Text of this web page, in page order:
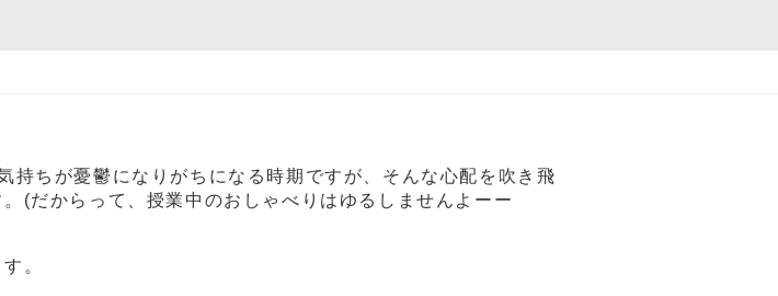
持ちが憂鬱になりがちになる時期ですが、そんな心配を吹き飛
(だからって、授業中のおしゃべりはゆるしませんよーー
。